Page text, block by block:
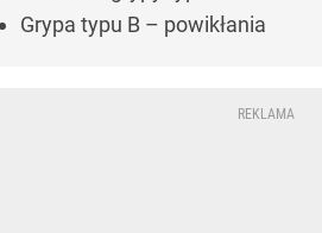
Grypa typu B – powikłania